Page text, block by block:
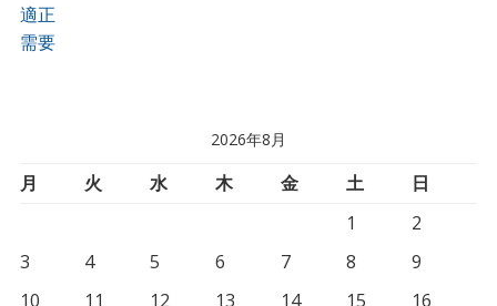
適正
需要
2026年8月
月 火 水 木 金 土
日
1
2
3
4 5 6 7 8
9
10
11 12 13 14 15
16